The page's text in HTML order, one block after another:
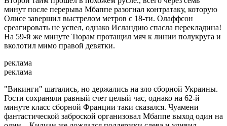
минут после перерыва Мбаппе разогнал контратаку, которую
Олисе завершил выстрелом метров с 18-ти. Олаффсон
среагировать не успел, однако Исландию спасла перекладина!
На 59-й же минуте Тюрам протащил мяч к линии полукруга и
вколотил мимо правой девятки.
реклама
реклама
"Викинги" шатались, но держались на зло сборной Украины.
Гости сохраняли равный счет целый час, однако на 62-й
минуте класс сборной Франции таки сказался. Чуамени
фантастической заброской организовал Мбаппе выход один на